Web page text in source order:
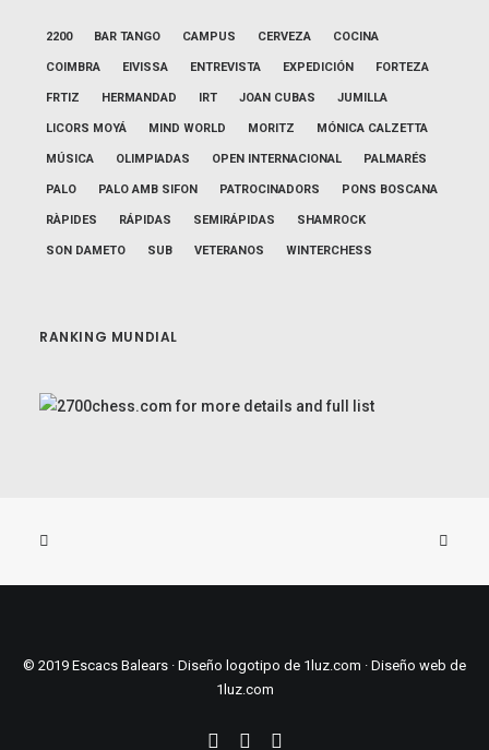
2200 BAR TANGO CAMPUS CERVEZA COCINA
COIMBRA EIVISSA ENTREVISTA EXPEDICIÓN FORTEZA
FRTIZ HERMANDAD IRT JOAN CUBAS JUMILLA
LICORS MOYÁ MIND WORLD MORITZ MÓNICA CALZETTA
MÚSICA OLIMPIADAS OPEN INTERNACIONAL PALMARÉS
PALO PALO AMB SIFON PATROCINADORS PONS BOSCANA
RÀPIDES RÁPIDAS SEMIRÁPIDAS SHAMROCK
SON DAMETO SUB VETERANOS WINTERCHESS
RANKING MUNDIAL
© 2019 Escacs Balears · Diseño logotipo de 1luz.com · Diseño web de
1luz.com